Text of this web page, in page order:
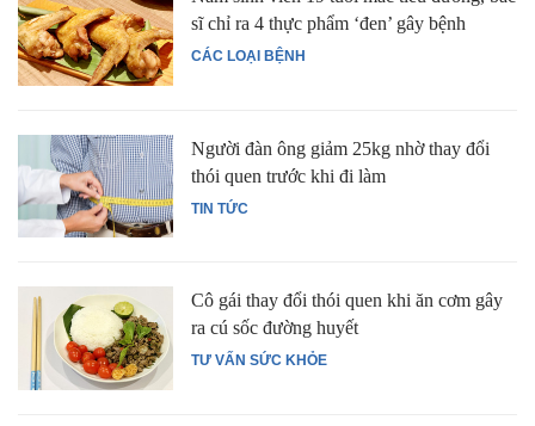
CÁC LOẠI BỆNH
sĩ chỉ ra 4 thực phẩm ‘đen’ gây bệnh
TIN TỨC
Người đàn ông giảm 25kg nhờ thay đổi
thói quen trước khi đi làm
TƯ VẤN SỨC KHỎE
Cô gái thay đổi thói quen khi ăn cơm gây
ra cú sốc đường huyết